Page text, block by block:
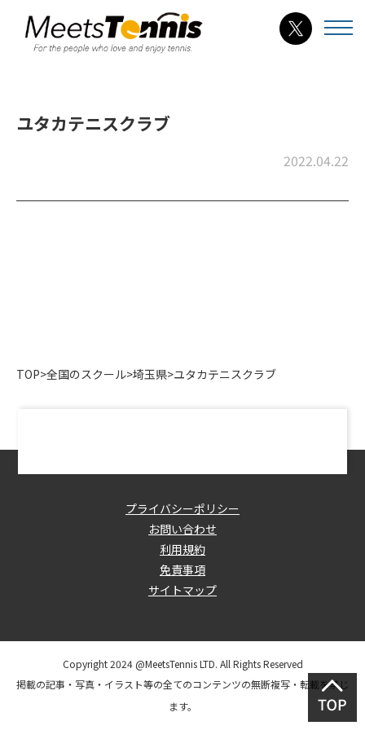
ユタカテニスクラブ
2022.04.22
TOP>全国のスクール>埼玉県>ユタカテニスクラブ
プライバシーポリシー
お問い合わせ
利用規約
免責事項
サイトマップ
Copyright 2024 @MeetsTennis LTD. All Rights Reserved
掲載の記事・写真・イラスト等の全てのコンテンツの無断複写・転載を禁じ
ます。